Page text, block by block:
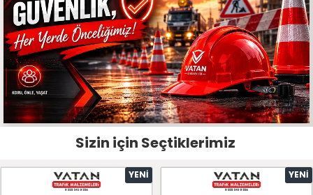
Sizin için Seçtiklerimiz
YENI YENI